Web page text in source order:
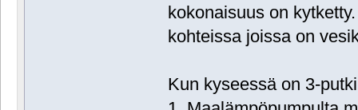
kokonaisuus on
kohteissa joissa on
Kun kyseessä on 3-